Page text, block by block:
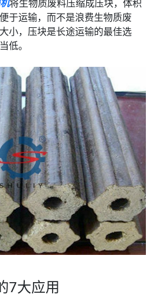
将生物质废料压缩成压块，体积
于运输，而不是浪费生物质废
小，压块是长途运输的最佳选
低。
7大应用